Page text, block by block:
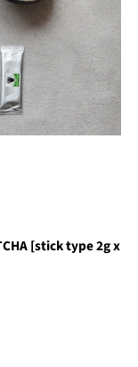
[stick type 2g x